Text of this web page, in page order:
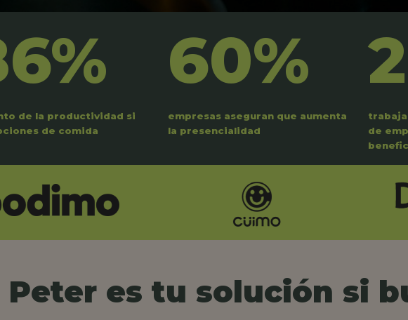
de la productividad si
de comida
60%
empresas aseguran que aumenta
la presencialidad
de
Peter es tu solución si